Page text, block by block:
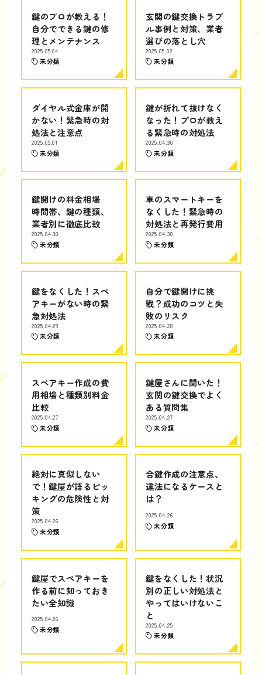
鍵のプロが教える！
自分でできる鍵の修
理とメンテナンス
2025.05.04
未分類
玄関の鍵交換トラブ
ル事例と対策、業者
選びの落とし穴
2025.05.02
未分類
ダイヤル式金庫が開
かない！緊急時の対
処法と注意点
2025.05.01
未分類
鍵が折れて抜けなく
なった！プロが教え
る緊急時の対処法
2025.04.30
未分類
鍵開けの料金相場
時間帯、鍵の種類、
業者別に徹底比較
2025.04.30
未分類
車のスマートキーを
なくした！緊急時の
対処法と再発行費用
2025.04.30
未分類
鍵をなくした！スペ
アキーがない時の緊
急対処法
2025.04.29
未分類
自分で鍵開けに挑
戦？成功のコツと失
敗のリスク
2025.04.28
未分類
スペアキー作成の費
用相場と種類別料金
比較
2025.04.27
未分類
鍵屋さんに聞いた！
玄関の鍵交換でよく
ある質問集
2025.04.27
未分類
絶対に真似しない
で！鍵屋が語るピッ
キングの危険性と対
策
2025.04.26
未分類
合鍵作成の注意点、
違法になるケースと
は？
2025.04.26
未分類
鍵屋でスペアキーを
作る前に知っておき
たい全知識
2025.04.26
未分類
鍵をなくした！状況
別の正しい対処法と
やってはいけないこ
と
2025.04.25
未分類